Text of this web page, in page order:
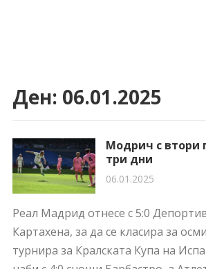
Ден: 06.01.2025
Модрич с втори
три дни
06.01.2025
Реал Мадрид отнесе с 5:0
Картахена, за да се класира за
турнира за Кралската Купа на